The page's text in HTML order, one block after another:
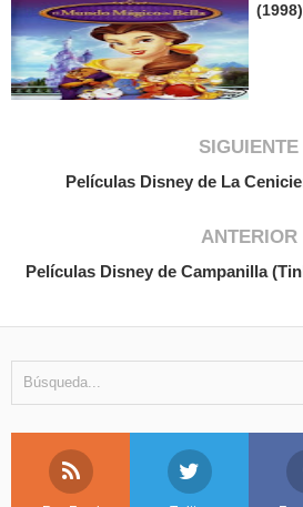
SIGUIENTE
Películas Disney de La
ANTERIOR
Películas Disney de Campanilla